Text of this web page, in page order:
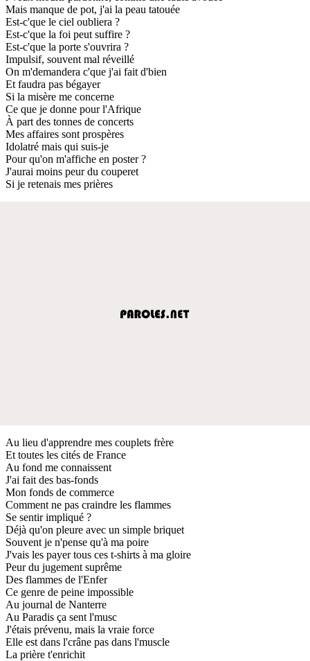
Mais manque de pot, j'ai la peau tatouée
Est-c'que le ciel oubliera ?
Est-c'que la foi peut suffire ?
Est-c'que la porte s'ouvrira ?
Impulsif, souvent mal réveillé
On m'demandera c'que j'ai fait d'bien
Et faudra pas bégayer
Si la misère me concerne
Ce que je donne pour l'Afrique
À part des tonnes de concerts
Mes affaires sont prospères
Idolatré mais qui suis-je
Pour qu'on m'affiche en poster ?
J'aurai moins peur du couperet
Si je retenais mes prières
Au lieu d'apprendre mes couplets frère
Et toutes les cités de France
Au fond me connaissent
J'ai fait des bas-fonds
Mon fonds de commerce
Comment ne pas craindre les flammes
Se sentir impliqué ?
Déjà qu'on pleure avec un simple briquet
Souvent je n'pense qu'à ma poire
J'vais les payer tous ces t-shirts à ma gloire
Peur du jugement suprême
Des flammes de l'Enfer
Ce genre de peine impossible
Au journal de Nanterre
Au Paradis ça sent l'musc
J'étais prévenu, mais la vraie force
Elle est dans l'crâne pas dans l'muscle
La prière t'enrichit